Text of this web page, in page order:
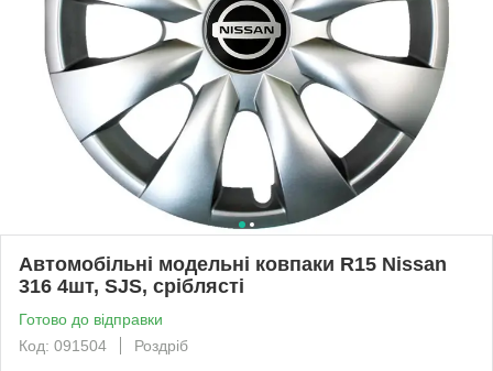
Автомобільні модельні ковпаки R15 Nissan
316 4шт, SJS, сріблясті
Готово до відправки
Код: 091504
Роздріб